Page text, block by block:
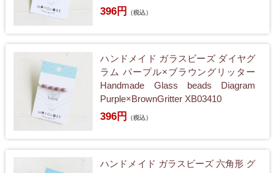
396円 （税込）
ハンドメイド ガラスビーズ ダイヤグ
ラム パープル×ブラウングリッター
Handmade Glass beads Diagram
Purple×BrownGritter XB03410
396円 （税込）
ハンドメイド ガラスビーズ 六角形 グ